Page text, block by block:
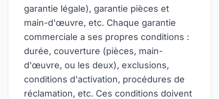
garantie légale), garantie pièces et
main-d'œuvre, etc. Chaque garantie
commerciale a ses propres conditions :
durée, couverture (pièces, main-
d'œuvre, ou les deux), exclusions,
conditions d'activation, procédures de
réclamation, etc. Ces conditions doivent